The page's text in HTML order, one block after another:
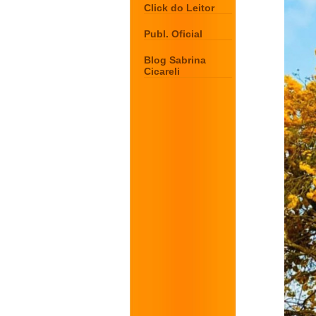
Click do Leitor
Publ. Oficial
Blog Sabrina
Cicareli